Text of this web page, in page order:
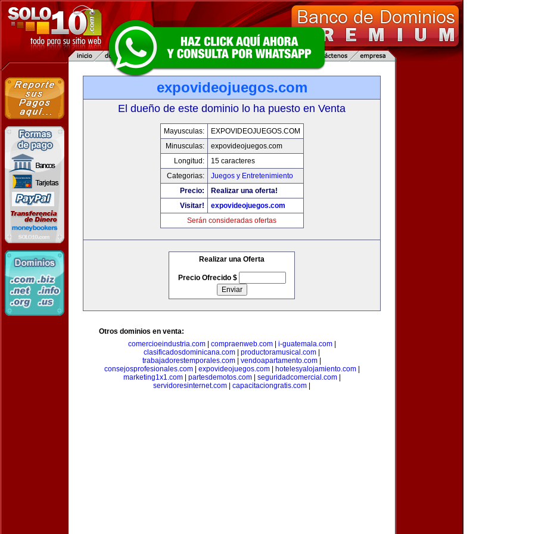
expovideojuegos.com
El dueño de este dominio lo ha puesto en Venta
Mayusculas:
EXPOVIDEOJUEGOS.COM
Minusculas:
expovideojuegos.com
Longitud:
15 caracteres
Categorias:
Juegos y Entretenimiento
Precio:
Realizar una oferta!
Visitar!
expovideojuegos.com
Serán consideradas ofertas
Realizar una Oferta
Precio Ofrecido $
Otros dominios en venta:
comercioeindustria.com| compraenweb.com| i-guatemala.com|
clasificadosdominicana.com
productoramusical.com
trabajadorestemporales.com
vendoapartamento.com
consejosprofesionales.com| expovideojuegos.com| hotelesyalojamiento.com|
marketing1x1.com| partesdemotos.com| seguridadcomercial.com|
servidoresinternet.com
capacitaciongratis.com